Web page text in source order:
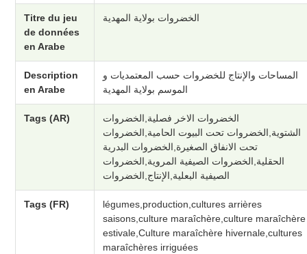
Titre du jeu
de données
en Arabe
الخضروات بولاية المهدية
Description
en Arabe
المساحات والإنتاج للخضروات حسب المعتمديات و
الموسم بولاية المهدية
Tags (AR)
الخضروات الاخر فصلية,الخضروات
الشتوية,الخضروات تحت البيوت الحامية,الخضروات
تحت الانفاق الصغيرة,الخضروات البدرية
الحقلية,الخضروات الصيفية المروية,الخضروات
الصيفية البعلية,الإنتاج,الخضروات
Tags (FR)
légumes,production,cultures arrières
saisons,culture maraîchère,culture maraîchère
estivale,Culture maraîchère hivernale,cultures
maraîchères irriguées